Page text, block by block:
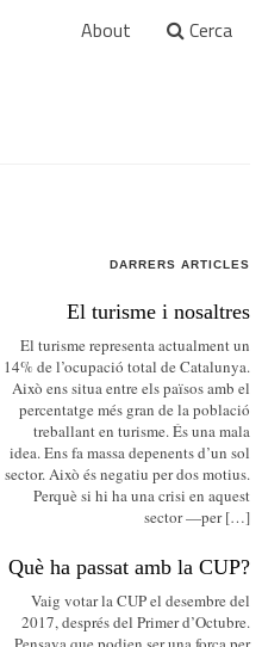
About Cerca
DARRERS ARTICLES
El turisme i nosaltres
El turisme representa actualment un
14% de l’ocupació total de Catalunya.
Això ens situa entre els països amb el
percentatge més gran de la població
treballant en turisme. És una mala
idea. Ens fa massa depenents d’un sol
sector. Això és negatiu per dos motius.
Perquè si hi ha una crisi en aquest
sector —per […]
Què ha passat amb la CUP?
Vaig votar la CUP el desembre del
2017, després del Primer d’Octubre.